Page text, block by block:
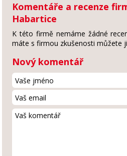
Komentáře a recenze
Habartice
K této firmě nemáme žádné
máte s firmou zkušenosti můžete
Nový komentář